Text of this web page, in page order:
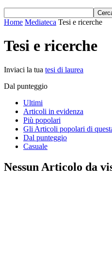
Home Mediateca Tesi e ricerche
Tesi e ricerche
Inviaci la tua tesi di laurea
Dal punteggio
Ultimi
Articoli in evidenza
Più popolari
Gli Articoli popolari di
Dal punteggio
Casuale
Nessun Articolo da